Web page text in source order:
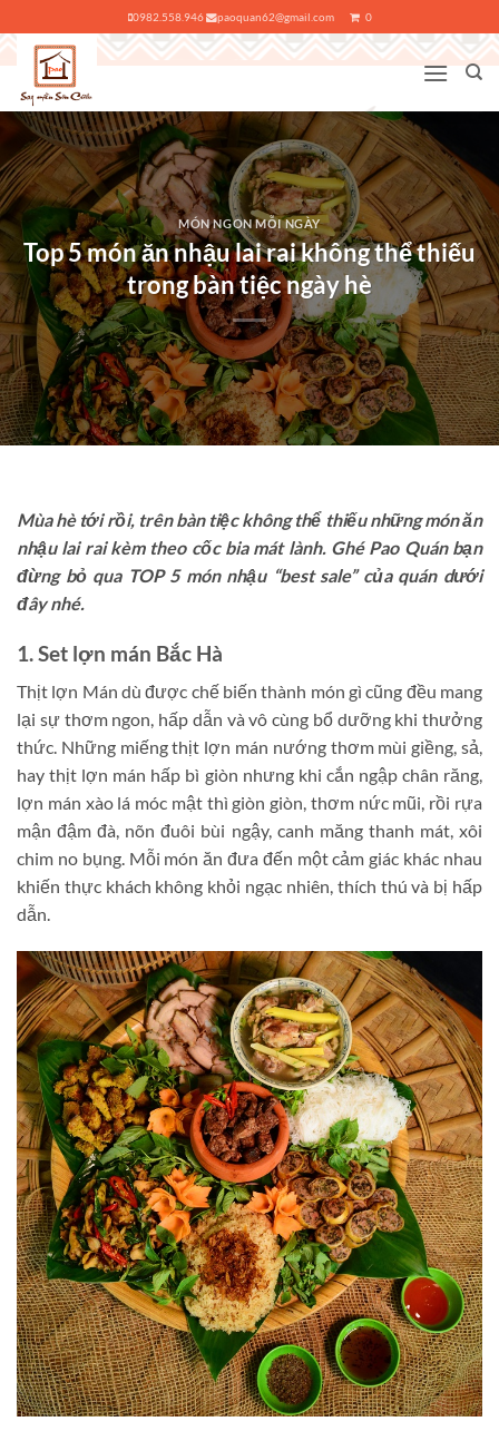
qua
nội
dung
0982.558.946 paoquan62@gmail.com 0
MÓN NGON MỖI NGÀY
Top 5 món ăn nhậu lai rai không thể thiếu
trong bàn tiệc ngày hè
Mùa hè tới rồi, trên bàn tiệc không thể thiếu những món ăn
nhậu lai rai kèm theo cốc bia mát lành. Ghé Pao Quán bạn
đừng bỏ qua TOP 5 món nhậu “best sale” của quán dưới
đây nhé.
1. Set lợn mán Bắc Hà
Thịt lợn Mán dù được chế biến thành món gì cũng đều mang
lại sự thơm ngon, hấp dẫn và vô cùng bổ dưỡng khi thưởng
thức. Những miếng thịt lợn mán nướng thơm mùi giềng, sả,
hay thịt lợn mán hấp bì giòn nhưng khi cắn ngập chân răng,
lợn mán xào lá móc mật thì giòn giòn, thơm nức mũi, rồi rựa
mận đậm đà, nõn đuôi bùi ngậy, canh măng thanh mát, xôi
chim no bụng. Mỗi món ăn đưa đến một cảm giác khác nhau
khiến thực khách không khỏi ngạc nhiên, thích thú và bị hấp
dẫn.